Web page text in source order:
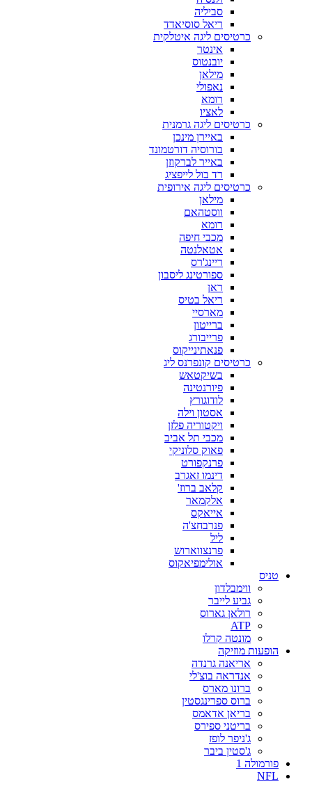
סביליה
ריאל סוסיאדד
כרטיסים ליגה איטלקית
אינטר
יובנטוס
מילאן
נאפולי
רומא
לאציו
כרטיסים ליגה גרמנית
באיירן מינכן
בורוסיה דורטמונד
באייר לברקוזן
רד בול לייפציג
כרטיסים ליגה אירופית
מילאן
ווסטהאם
רומא
מכבי חיפה
אטאלנטה
ריינג'רס
ספורטינג ליסבון
ראן
ריאל בטיס
מארסיי
ברייטון
פרייבורג
פנאתינייקוס
כרטיסים קונפרנס ליג
בשיקטאש
פיורנטינה
לודוגורץ
אסטון וילה
ויקטוריה פלזן
מכבי תל אביב
פאוק סלוניקי
פרנקפורט
דינמו זאגרב
קלאב ברוז'
אלקמאר
אייאקס
פנרבחצ'ה
ליל
פרנצווארוש
אולימפיאקוס
טניס
ווימבלדון
גביע לייבר
רולאן גארוס
ATP
מונטה קרלו
הופעות מוזיקה
אריאנה גרנדה
אנדראה בוצ'לי
ברונו מארס
ברוס ספרינגסטין
בריאן אדאמס
בריטני ספירס
ג'ניפר לופז
ג'סטין ביבר
פורמולה 1
NFL